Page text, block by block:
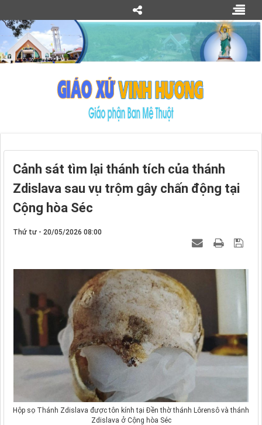
Cảnh sát tìm lại thánh tích của thánh
Zdislava sau vụ trộm gây chấn động tại
Cộng hòa Séc
Thứ tư - 20/05/2026 08:00
Hộp sọ Thánh Zdislava được tôn kính tại Đền thờ thánh Lôrensô và thánh
Zdislava ở Cộng hòa Séc